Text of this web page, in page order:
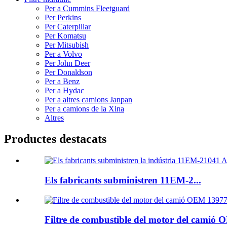
Per a Cummins Fleetguard
Per Perkins
Per Caterpillar
Per Komatsu
Per Mitsubish
Per a Volvo
Per John Deer
Per Donaldson
Per a Benz
Per a Hydac
Per a altres camions Janpan
Per a camions de la Xina
Altres
Productes destacats
Els fabricants subministren 11EM-2...
Filtre de combustible del motor del camió